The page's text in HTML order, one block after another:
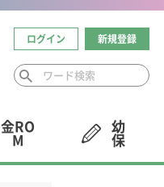
ログイン 新規登録
金RO
M
幼
保